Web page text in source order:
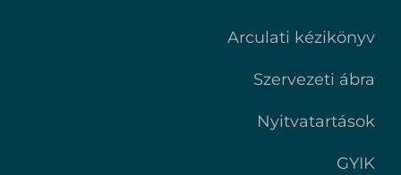
Arculati kézikönyv
Szervezeti ábra
Nyitvatartások
GYIK